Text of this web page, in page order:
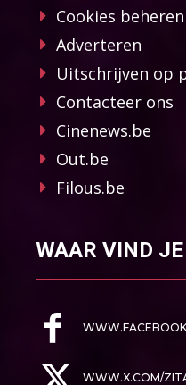
Cookies beheren
Adverteren
Uitschrijven op
Contacteer ons
Cinenews.be
Out.be
Filous.be
WAAR VIND
WWW.X.COM/